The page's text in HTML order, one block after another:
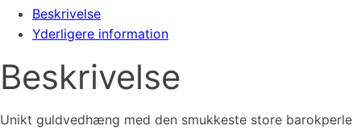
Beskrivelse
Yderligere information
Beskrivelse
Unikt guldvedhæng med den smukkeste store barokperle